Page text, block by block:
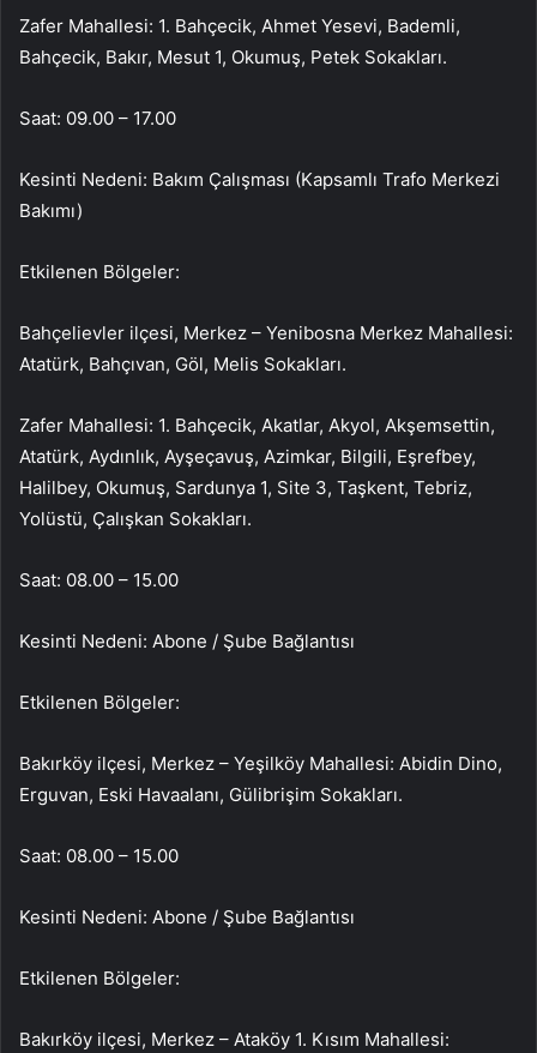
Zafer Mahallesi: 1. Bahçecik, Ahmet Yesevi, Bademli,
Bahçecik, Bakır, Mesut 1, Okumuş, Petek Sokakları.
Saat: 09.00 – 17.00
Kesinti Nedeni: Bakım Çalışması (Kapsamlı Trafo Merkezi
Bakımı)
Etkilenen Bölgeler:
Bahçelievler ilçesi, Merkez – Yenibosna Merkez Mahallesi:
Atatürk, Bahçıvan, Göl, Melis Sokakları.
Zafer Mahallesi: 1. Bahçecik, Akatlar, Akyol, Akşemsettin,
Atatürk, Aydınlık, Ayşeçavuş, Azimkar, Bilgili, Eşrefbey,
Halilbey, Okumuş, Sardunya 1, Site 3, Taşkent, Tebriz,
Yolüstü, Çalışkan Sokakları.
Saat: 08.00 – 15.00
Kesinti Nedeni: Abone / Şube Bağlantısı
Etkilenen Bölgeler:
Bakırköy ilçesi, Merkez – Yeşilköy Mahallesi: Abidin Dino,
Erguvan, Eski Havaalanı, Gülibrişim Sokakları.
Saat: 08.00 – 15.00
Kesinti Nedeni: Abone / Şube Bağlantısı
Etkilenen Bölgeler:
Bakırköy ilçesi, Merkez – Ataköy 1. Kısım Mahallesi: